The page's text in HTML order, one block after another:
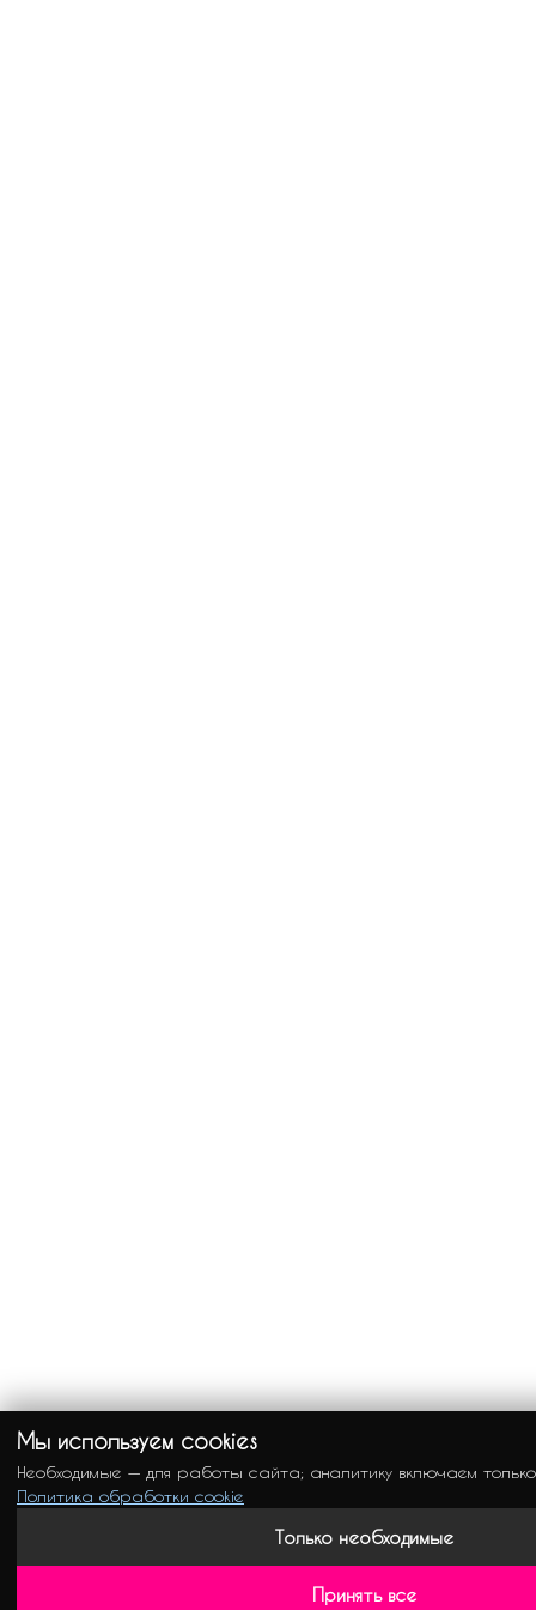
Мы используем cookies
Необходимые — для работы сайта; аналитику включаем
Политика обработки cookie
Только необходимые
Принять все